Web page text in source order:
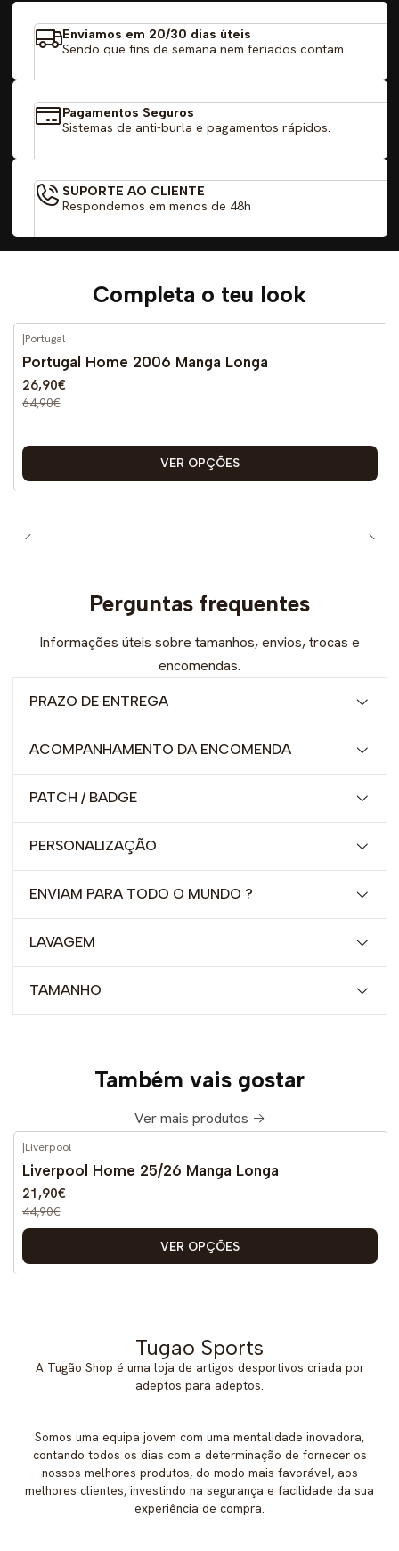
Enviamos em 20/30 dias úteis
Sendo que fins de semana nem feriados contam
Pagamentos Seguros
Sistemas de anti-burla e pagamentos rápidos.
SUPORTE AO CLIENTE
Respondemos em menos de 48h
Completa o teu look
DESCONTO
|Portugal
Portugal Home 2006 Manga Longa
26,90€
64,90€
VER OPÇÕES
Perguntas frequentes
Informações úteis sobre tamanhos, envios, trocas e
encomendas.
PRAZO DE ENTREGA
ACOMPANHAMENTO DA ENCOMENDA
PATCH / BADGE
PERSONALIZAÇÃO
ENVIAM PARA TODO O MUNDO ?
LAVAGEM
TAMANHO
Também vais gostar
Ver mais produtos
DESCONTO
|Liverpool
Liverpool Home 25/26 Manga Longa
21,90€
44,90€
VER OPÇÕES
Tugao Sports
A Tugão Shop é uma loja de artigos desportivos criada por
adeptos para adeptos.
Somos uma equipa jovem com uma mentalidade inovadora,
contando todos os dias com a determinação de fornecer os
nossos melhores produtos, do modo mais favorável, aos
melhores clientes, investindo na segurança e facilidade da sua
experiência de compra.